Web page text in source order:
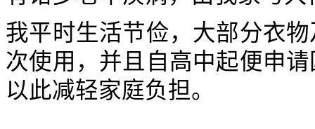
我平时生活节俭，大部分衣
次使用，并且自高中起便申
以此减轻家庭负担。